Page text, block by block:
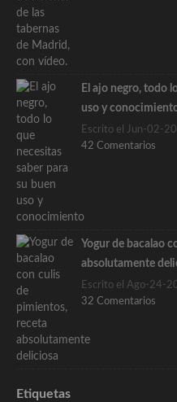
El ajo negro, todo
uso y
Escrito el Jun-02-
42 Comentarios
Yogur de bacalao
absolutamente
Escrito el Ago-24-
32 Comentarios
Etiquetas